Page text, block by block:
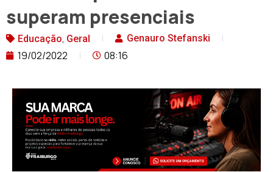
superam presenciais
Educação, Geral Genauro Stefanski
19/02/2022 08:16